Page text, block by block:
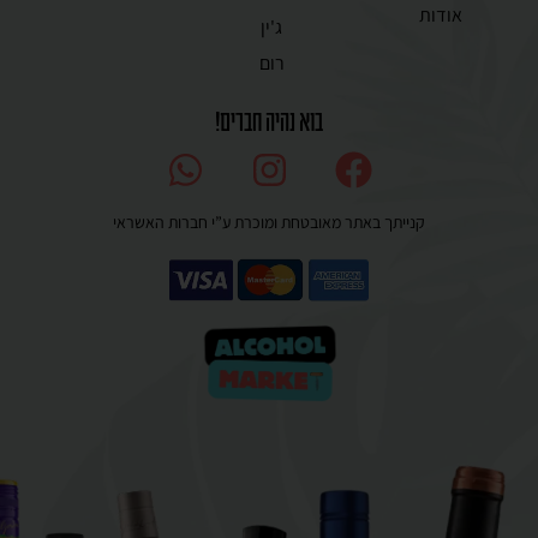
ג'ין
רום
אודות
בוא נהיה חברים!
קנייתך באתר מאובטחת ומוכרת ע”י חברות האשראי